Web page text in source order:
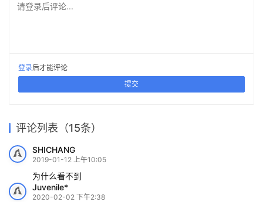
请登录后评论...
登录后才能评论
提交
评论列表（15条）
SHICHANG
2019-01-12 上午10:05
为什么看不到
Juvenile*
2020-02-02 下午2:38